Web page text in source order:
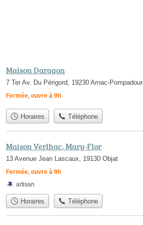
Maison Daragon
7 Ter Av. Du Périgord, 19230 Arnac-Pompadour
Fermée, ouvre à 9h
Horaires Téléphone
Maison Verlhac, Mary-Flor
13 Avenue Jean Lascaux, 19130 Objat
Fermée, ouvre à 9h
artisan
Horaires Téléphone